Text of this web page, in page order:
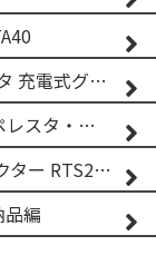
押すだけフィールドを制覇する！ マキタ 充電式グランドトリマー MUG001G
ISEKI 直進＆旋回アシストシステム（オペレスタ・ターン）搭載 イセキ 乗用田植機 PRJ8D-ZJL
低床トラクターで枝こなし イセキトラクター RTS205NS & フレールモア FNC1202F
編